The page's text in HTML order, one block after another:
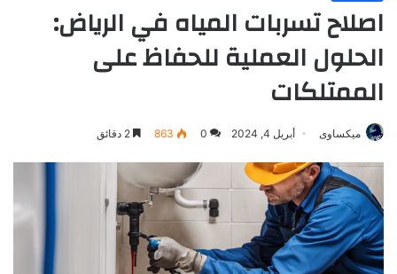
اصلاح تسربات المياه في الرياض:
الحلول العملية للحفاظ على
الممتلكات
ميكساوى أبريل 4, 2024 0
863